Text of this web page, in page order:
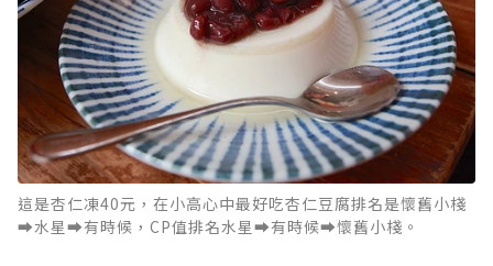
這是杏仁凍40元，在小高心中最好吃杏仁豆腐排名是懷舊小棧
➡️水星➡️有時候，CP值排名水星➡️有時候➡️懷舊小棧。